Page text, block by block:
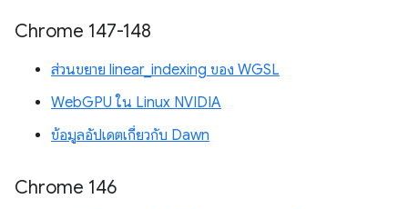
Chrome 147-148
ส่วนขยาย linear_indexing ของ WGSL
WebGPU ใน Linux NVIDIA
ข้อมูลอัปเดตเกี่ยวกับ Dawn
Chrome 146